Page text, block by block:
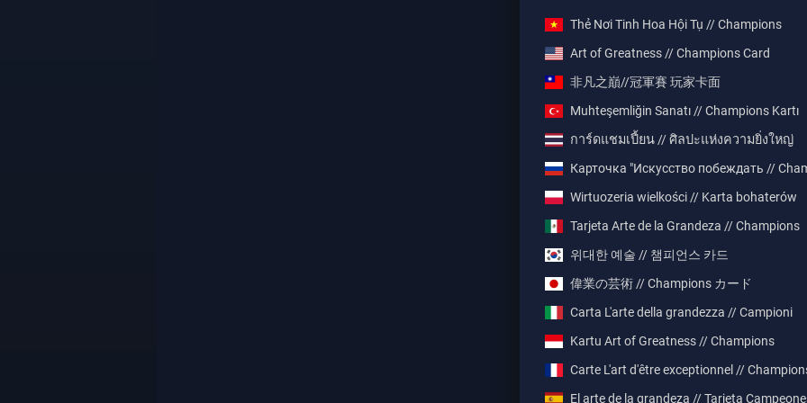
Thẻ Nơi Tinh Hoa Hội Tụ // Champions
Art of Greatness // Champions Card
非凡之巔//冠軍賽 玩家卡面
Muhteşemliğin Sanatı // Champions Kartı
การ์ดแชมเปี้ยน // ศิลปะแห่งความยิ่งใหญ่
Карточка "Искусство побеждать //
Wirtuozeria wielkości // Karta bohaterów
Tarjeta Arte de la Grandeza // Champions
위대한 예술 // 챔피언스 카드
偉業の芸術 // Champions カード
Carta L'arte della grandezza // Campioni
Kartu Art of Greatness // Champions
Carte L'art d'être exceptionnel //
El arte de la grandeza // Tarjeta